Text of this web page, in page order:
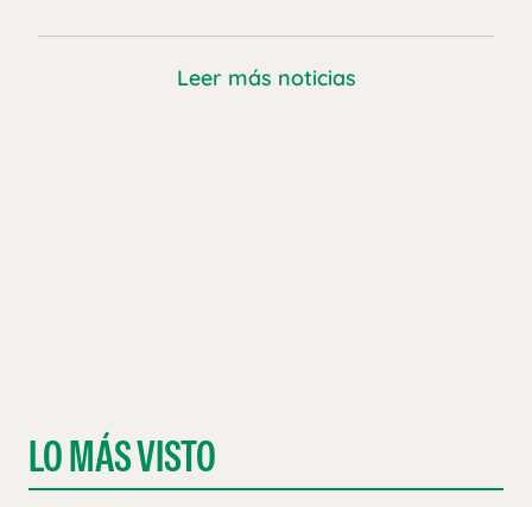
Leer más noticias
LO MÁS VISTO